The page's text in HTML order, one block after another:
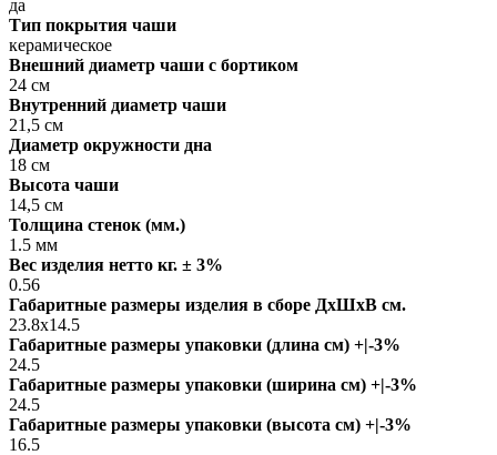
да
Тип покрытия чаши
керамическое
Внешний диаметр чаши с бортиком
24 см
Внутренний диаметр чаши
21,5 см
Диаметр окружности дна
18 см
Высота чаши
14,5 см
Толщина стенок (мм.)
1.5 мм
Вес изделия нетто кг. ± 3%
0.56
Габаритные размеры изделия в сборе ДxШxВ см.
23.8х14.5
Габаритные размеры упаковки (длина см) +|-3%
24.5
Габаритные размеры упаковки (ширина см) +|-3%
24.5
Габаритные размеры упаковки (высота см) +|-3%
16.5